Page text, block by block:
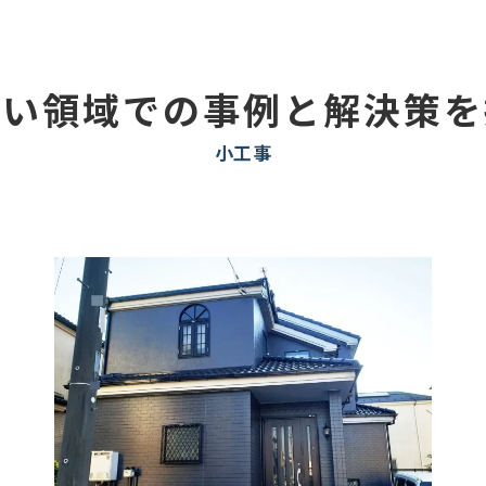
領域での事例と解決策
小工事